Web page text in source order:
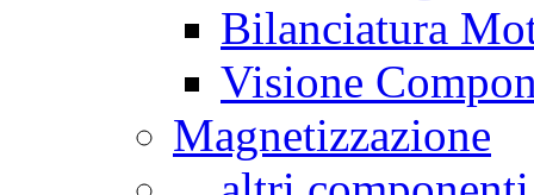
Bilanciatura
Visione
Magnetizzazione